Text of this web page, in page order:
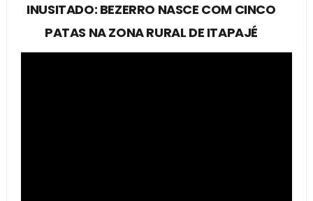
INUSITADO: BEZERRO NASCE COM CINCO
PATAS NA ZONA RURAL DE ITAPAJÉ